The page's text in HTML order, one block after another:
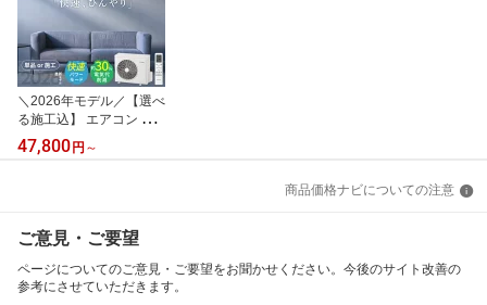
＼2026年モデル／【選べ
る施工込】 エアコン 6畳
2.2kW いたわりエコモー
ド プラス 暖めすぎ冷や
切 寝室 子供部屋 6畳用 S
シリーズ アイリスオーヤ
マ IPF-2202S-W *
47,800 円 ～
商品価格ナビについての注意
ご意見・ご要望
ページについてのご意見・ご要望をお聞かせください。今後のサイト改善の
参考にさせていただきます。